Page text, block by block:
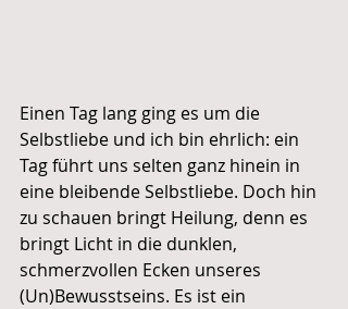
Einen Tag lang ging es um die
Selbstliebe und ich bin ehrlich: ein
Tag führt uns selten ganz hinein in
eine bleibende Selbstliebe. Doch hin
zu schauen bringt Heilung, denn es
bringt Licht in die dunklen,
schmerzvollen Ecken unseres
(Un)Bewusstseins. Es ist ein